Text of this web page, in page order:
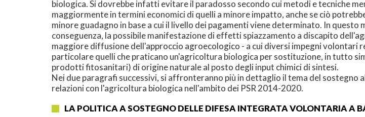
biologica. Si dovrebbe infatti evitare il paradosso secondo cui metodi e tecniche
maggiormente in termini economici di quelli a minore impatto, anche se ciò
minore guadagno in base a cui il livello dei pagamenti viene determinato. In
conseguenza, la possibile manifestazione di effetti spiazzamento a discapito
maggiore diffusione dell'approccio agroecologico - a cui diversi impegni
particolare quelli che praticano un'agricoltura biologica per sostituzione, in tutto
prodotti fitosanitari) di origine naturale al posto degli input chimici di sintesi.
Nei due paragrafi successivi, si affronteranno più in dettaglio il tema del
relazioni con l'agricoltura biologica nell'ambito dei PSR 2014-2020.
LA POLITICA A SOSTEGNO DELLE DIFESA INTEGRATA VOLONTARIA A